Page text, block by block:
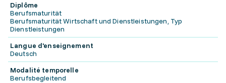
Diplôme
Berufsmaturität
Berufsmaturität Wirtschaft und Dienstleistungen, Typ
Dienstleistungen
Langue d'enseignement
Deutsch
Modalité temporelle
Berufsbegleitend